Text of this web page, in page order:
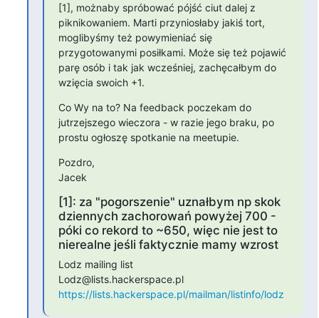
[1], możnaby spróbować pójść ciut dalej z
piknikowaniem. Marti przyniosłaby jakiś tort,
moglibyśmy też powymieniać się
przygotowanymi posiłkami. Może się też pojawić
parę osób i tak jak wcześniej, zachęcałbym do
wzięcia swoich +1.
Co Wy na to? Na feedback poczekam do
jutrzejszego wieczora - w razie jego braku, po
prostu ogłoszę spotkanie na meetupie.
Pozdro,
Jacek
[1]: za "pogorszenie" uznałbym np skok
dziennych zachorowań powyżej 700 -
póki co rekord to ~650, więc nie jest to
nierealne jeśli faktycznie mamy wzrost
Lodz mailing list
Lodz@lists.hackerspace.pl
https://lists.hackerspace.pl/mailman/listinfo/lodz